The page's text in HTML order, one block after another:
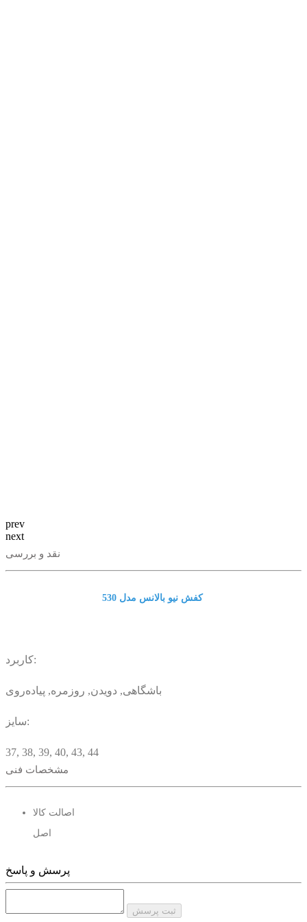
prev
next
نقد و بررسی
کفش نیو بالانس مدل 530
کاربرد:
باشگاهی, دویدن, روزمره, پیاده‌روی
سایز:
37, 38, 39, 40, 43, 44
دارد
Abzorb, Encap, EVA
مشخصات فنی
اصالت کالا
اصل
پرسش و پاسخ
ثبت پرسش